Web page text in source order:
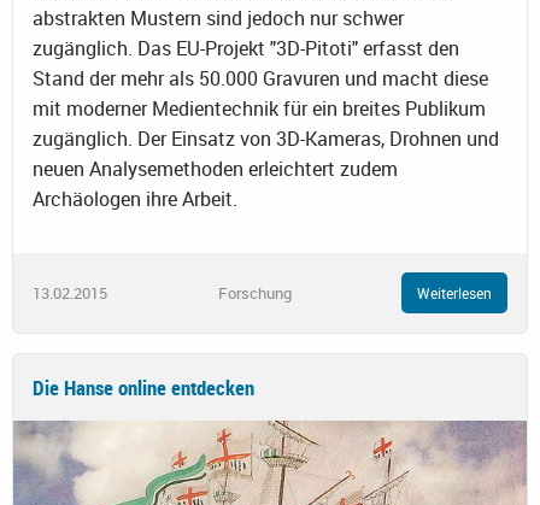
abstrakten Mustern sind jedoch nur schwer
zugänglich. Das EU-Projekt "3D-Pitoti" erfasst den
Stand der mehr als 50.000 Gravuren und macht diese
mit moderner Medientechnik für ein breites Publikum
zugänglich. Der Einsatz von 3D-Kameras, Drohnen und
neuen Analysemethoden erleichtert zudem
Archäologen ihre Arbeit.
13.02.2015 Forschung Weiterlesen
Die Hanse online entdecken